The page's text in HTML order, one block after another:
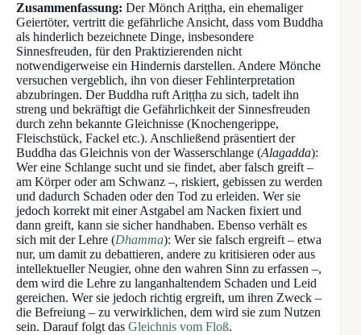
Zusammenfassung: Der Mönch Ariṭṭha, ein ehemaliger
Geiertöter, vertritt die gefährliche Ansicht, dass vom Buddha
als hinderlich bezeichnete Dinge, insbesondere
Sinnesfreuden, für den Praktizierenden nicht
notwendigerweise ein Hindernis darstellen. Andere Mönche
versuchen vergeblich, ihn von dieser Fehlinterpretation
abzubringen. Der Buddha ruft Ariṭṭha zu sich, tadelt ihn
streng und bekräftigt die Gefährlichkeit der Sinnesfreuden
durch zehn bekannte Gleichnisse (Knochengerippe,
Fleischstück, Fackel etc.). Anschließend präsentiert der
Buddha das Gleichnis von der Wasserschlange (Alagadda):
Wer eine Schlange sucht und sie findet, aber falsch greift –
am Körper oder am Schwanz –, riskiert, gebissen zu werden
und dadurch Schaden oder den Tod zu erleiden. Wer sie
jedoch korrekt mit einer Astgabel am Nacken fixiert und
dann greift, kann sie sicher handhaben. Ebenso verhält es
sich mit der Lehre (Dhamma): Wer sie falsch ergreift – etwa
nur, um damit zu debattieren, andere zu kritisieren oder aus
intellektueller Neugier, ohne den wahren Sinn zu erfassen –,
dem wird die Lehre zu langanhaltendem Schaden und Leid
gereichen. Wer sie jedoch richtig ergreift, um ihren Zweck –
die Befreiung – zu verwirklichen, dem wird sie zum Nutzen
sein. Darauf folgt das Gleichnis vom Floß.